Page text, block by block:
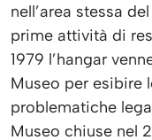
nell’area stessa
prime attività di
1979 l’hangar
Museo per esibire
problematiche
Museo chiuse nel